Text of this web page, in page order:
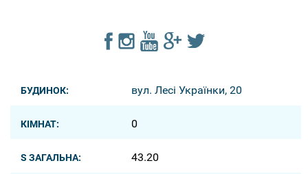
БУДИНОК: вул. Лесі Українки, 20
КІМНАТ: 0
S ЗАГАЛЬНА: 43.20